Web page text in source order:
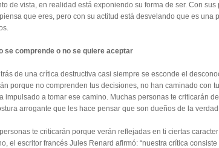
de vista, en realidad está exponiendo su forma de ser. Con
que eres, pero con su actitud está desvelando que es una
se comprende o no se quiere aceptar
de una crítica destructiva casi siempre se esconde el
porque no comprenden tus decisiones, no han caminado con
impulsado a tomar ese camino. Muchas personas te criticarán
arrogante que les hace pensar que son dueños de la
te criticarán porque verán reflejadas en ti ciertas
el escritor francés Jules Renard afirmó: “nuestra crítica